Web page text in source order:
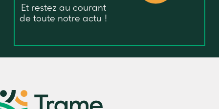
Et restez au courant
de toute notre actu !